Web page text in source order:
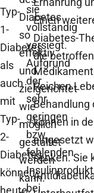
Typ-
1-
Diabetes
als
auch
mit
Typ-
2-
Diabetes
können
heute
Diabetes
so
effektiv
und
zielgerichtet
wie
möglich
gestaltet
werden
kann.
sie
vollständig
versiegt.
Aufgrund
der
sehr
geringen
bzw.
fehlenden
bei
Einen
Diabetes-
die
Reichen
Behandlung
können in
eingesetzt
senken. Sie